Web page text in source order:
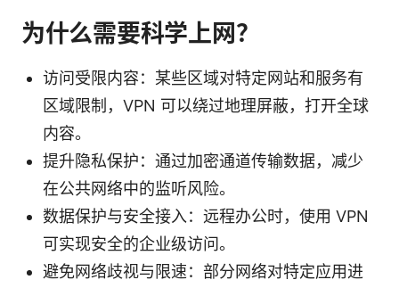
为什么需要科学上网？
访问受限内容：某些区域对特定网站和服务有
区域限制，VPN 可以绕过地理屏蔽，打开全球
内容。
提升隐私保护：通过加密通道传输数据，减少
在公共网络中的监听风险。
数据保护与安全接入：远程办公时，使用 VPN
可实现安全的企业级访问。
避免网络歧视与限速：部分网络对特定应用进